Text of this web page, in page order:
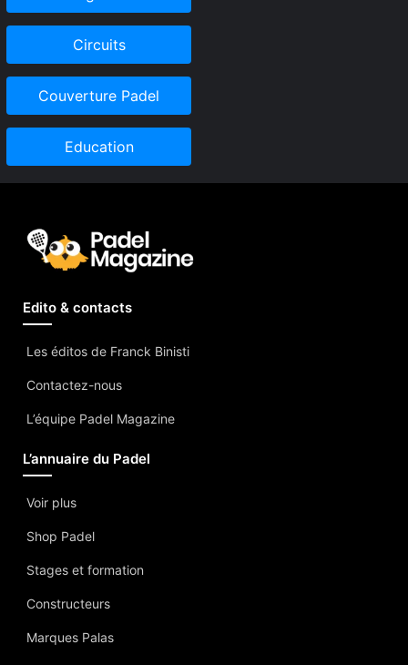
Circuits
Couverture Padel
Education
Edito & contacts
Les éditos de Franck Binisti
Contactez-nous
L’équipe Padel Magazine
L’annuaire du Padel
Voir plus
Shop Padel
Stages et formation
Constructeurs
Marques Palas